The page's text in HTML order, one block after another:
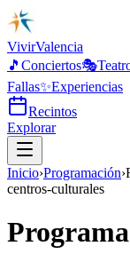
VivirValencia
🎵 Conciertos🎭
Fallas✨Experiencias
Recintos
Explorar
Inicio›Programación›
centros-culturales